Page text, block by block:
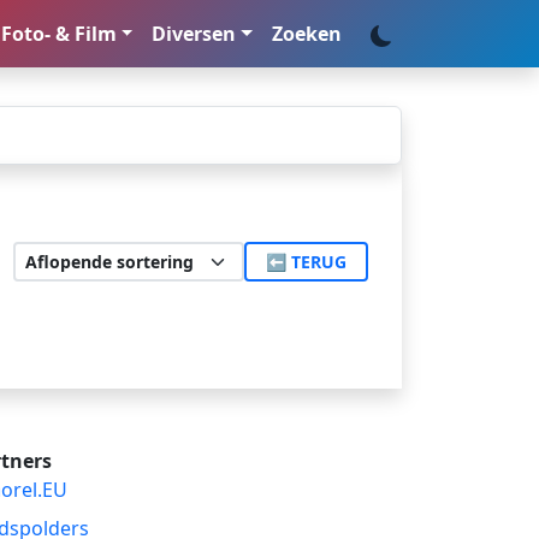
Foto- & Film Diversen Zoeken
⬅ TERUG